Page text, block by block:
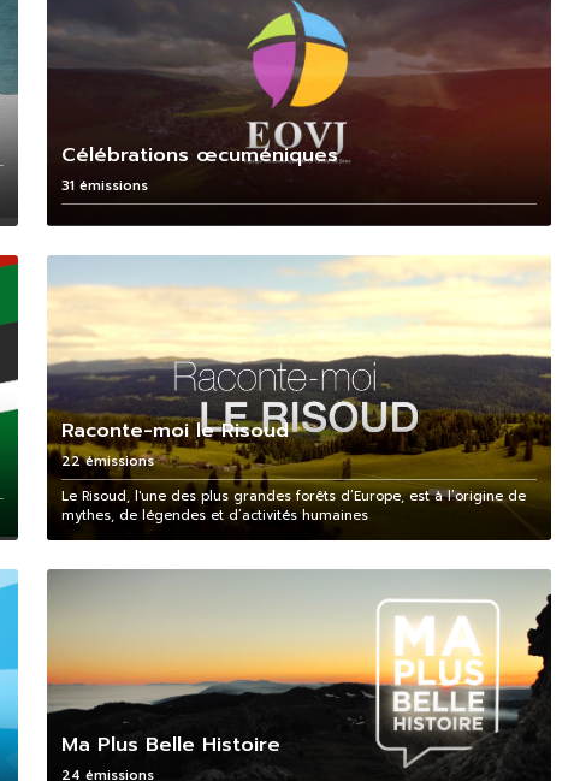
Célébrations œcuméniques
31 émissions
Raconte-moi le Risoud
22 émissions
Le Risoud, l'une des plus grandes forêts d’Europe, est à l’origine de
mythes, de légendes et d’activités humaines
Ma Plus Belle Histoire
24 émissions